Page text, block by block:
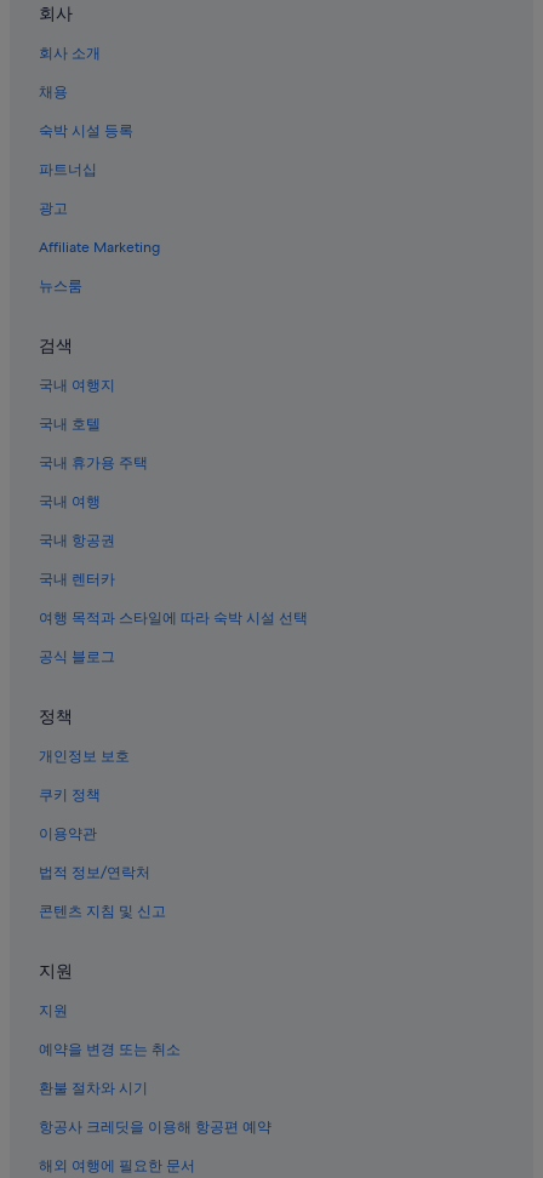
충북의 저렴한 호텔
내수의 수영장이 있는 호텔
내수의 2성급 호텔
충북의 전자레인지 구비 호텔
내수의 스파가 있는 리조트 및 호텔
내수의 주차 가능 호텔
내수 호텔
충북의 카지노 호텔
충북의 리조트
충북의 개인 별장
내수의 Independent 호텔
내수의 3성급 호텔
충북의 콘도
충북의 해변 호텔
청주고인쇄박물관 근처 호텔
내수의 4성급 호텔
청주 국립박물관 근처 호텔
충북의 바닷가 호텔
내수의 아침 식사 제공 호텔
회사
회사 소개
채용
숙박 시설 등록
파트너십
광고
Affiliate Marketing
뉴스룸
검색
국내 여행지
국내 호텔
국내 휴가용 주택
국내 여행
국내 항공권
국내 렌터카
여행 목적과 스타일에 따라 숙박 시설 선택
공식 블로그
정책
개인정보 보호
쿠키 정책
이용약관
법적 정보/연락처
콘텐츠 지침 및 신고
지원
지원
예약을 변경 또는 취소
환불 절차와 시기
항공사 크레딧을 이용해 항공편 예약
해외 여행에 필요한 문서